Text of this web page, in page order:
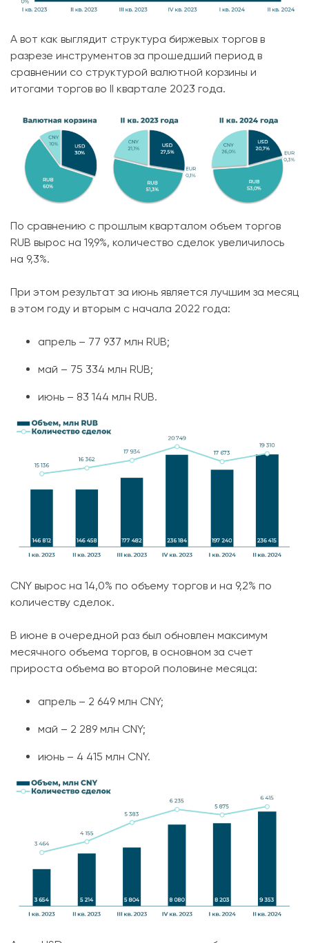
А вот как выглядит структура биржевых торгов в
разрезе инструментов за прошедший период в
сравнении со структурой валютной корзины и
итогами торгов во II квартале 2023 года.
По сравнению с прошлым кварталом объем торгов
RUB вырос на 19,9%, количество сделок увеличилось
на 9,3%.
При этом результат за июнь является лучшим за месяц
в этом году и вторым с начала 2022 года:
апрель – 77 937 млн RUB;
май – 75 334 млн RUB;
июнь – 83 144 млн RUB.
CNY вырос на 14,0% по объему торгов и на 9,2% по
количеству сделок.
В июне в очередной раз был обновлен максимум
месячного объема торгов, в основном за счет
прироста объема во второй половине месяца:
апрель – 2 649 млн CNY;
май – 2 289 млн CNY;
июнь – 4 415 млн CNY.